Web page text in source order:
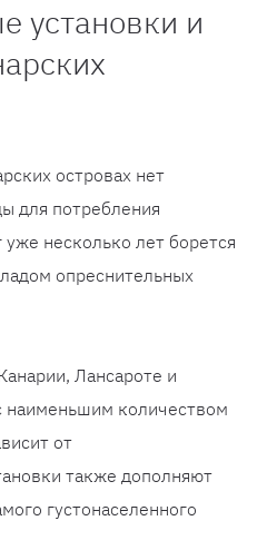
установки и
островах нет
для потребления
несколько лет борется
опреснительных
Лансароте и
наименьшим количеством
от
также дополняют
густонаселенного